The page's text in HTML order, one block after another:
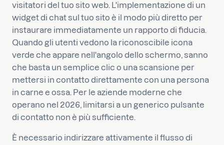
visitatori del tuo sito web. L'implementazione di un
widget di chat sul tuo sito è il modo più diretto per
instaurare immediatamente un rapporto di fiducia.
Quando gli utenti vedono la riconoscibile icona
verde che appare nell'angolo dello schermo, sanno
che basta un semplice clic o una scansione per
mettersi in contatto direttamente con una persona
in carne e ossa. Per le aziende moderne che
operano nel 2026, limitarsi a un generico pulsante
di contatto non è più sufficiente.
È necessario indirizzare attivamente il flusso di